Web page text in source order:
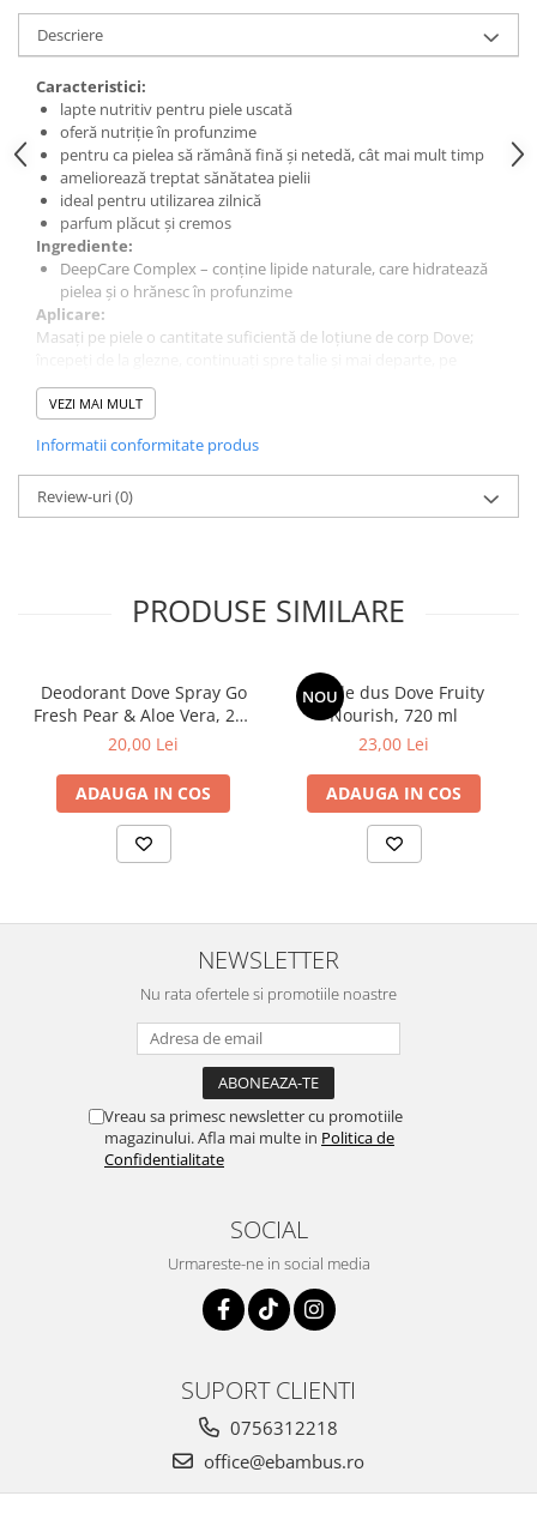
Descriere
Caracteristici:
lapte nutritiv pentru piele uscată
oferă nutriție în profunzime
pentru ca pielea să rămână fină și netedă, cât mai mult timp
ameliorează treptat sănătatea pielii
ideal pentru utilizarea zilnică
parfum plăcut și cremos
Ingrediente:
DeepCare Complex – conține lipide naturale, care hidratează
pielea și o hrănesc în profunzime
Aplicare:
Masați pe piele o cantitate suficientă de loțiune de corp Dove;
partea de sus a corpului, fără a omite mâinile – de la încheieturi
până la umeri.
VEZI MAI MULT
Informatii conformitate produs
Review-uri(0)
PRODUSE SIMILARE
Deodorant Dove Spray Go
Fresh Pear & Aloe Vera, 250
ml
20,00 Lei
ADAUGA IN COS
NOU
Gel de dus Dove Fruity
Nourish, 720 ml
23,00 Lei
ADAUGA IN COS
NEWSLETTER
Nu rata ofertele si promotiile noastre
Vreau sa primesc newsletter cu promotiile
magazinului. Afla mai multe in Politica de
Confidentialitate
SOCIAL
Urmareste-ne in social media
SUPORT CLIENTI
0756312218
office@ebambus.ro